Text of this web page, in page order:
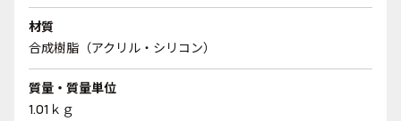
材質
合成樹脂（アクリル・シリコン）
質量・質量単位
1.01ｋｇ